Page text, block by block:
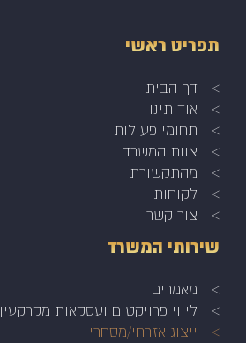
תפריט ראשי
דף הבית
אודותינו
תחומי פעילות
צוות המשרד
מהתקשורת
לקוחות
צור קשר
שירותי המשרד
מאמרים
ליווי פרויקטים ועסקאות מקרקעין
ייצוג אזרחי/מסחרי